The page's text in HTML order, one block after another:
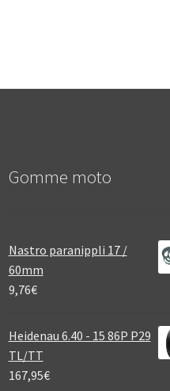
Gomme moto
Nastro paranippli 17 /
60mm
9,76€
Heidenau 6.40 - 15 86P P29
TL/TT
167,95€